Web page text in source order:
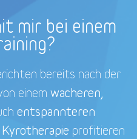
mir bei einem
bereits nach der
einem wacheren,
entspannteren
Kyrotherapie profitieren